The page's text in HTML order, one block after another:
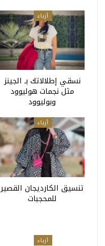
أزياء
نسقي إطلالاتك بـ الجينز
مثل نجمات هوليوود
وبوليوود
أزياء
تنسيق الكارديجان القصير
للمحجبات
أزياء